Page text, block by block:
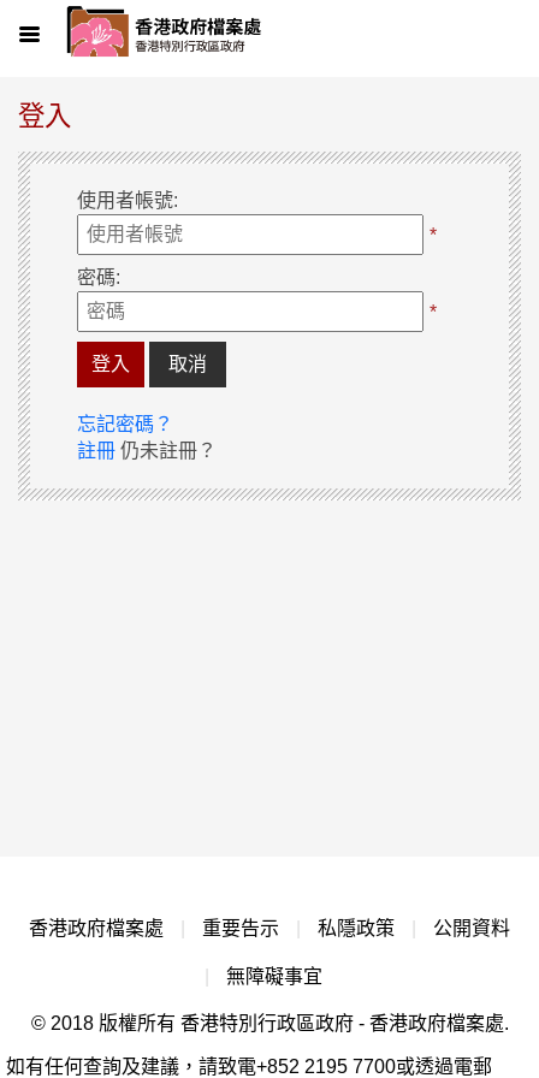
登入
使用者帳號:
*
密碼:
*
取消
忘記密碼？
註冊 仍未註冊？
香港政府檔案處 重要告示 私隱政策 公開資料
無障礙事宜
© 2018 版權所有 香港特別行政區政府 - 香港政府檔案處.
如有任何查詢及建議，請致電+852 2195 7700或透過電郵